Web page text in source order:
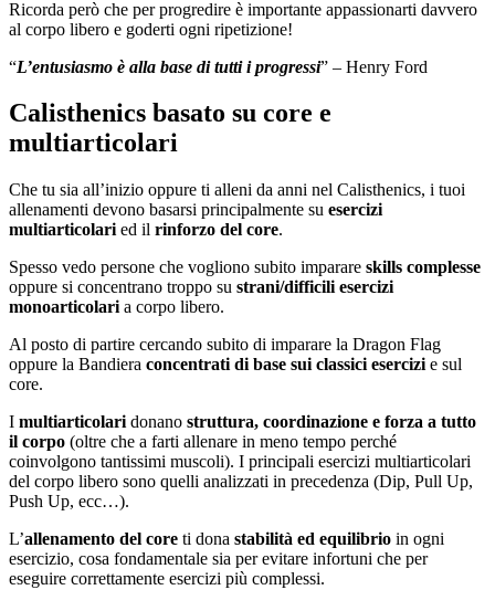
Ricorda però che per progredire è importante appassionarti davvero
al corpo libero e goderti ogni ripetizione!
“L’entusiasmo è alla base di tutti i progressi” – Henry Ford
Calisthenics basato su core e
multiarticolari
Che tu sia all’inizio oppure ti alleni da anni nel Calisthenics, i tuoi
allenamenti devono basarsi principalmente su esercizi
multiarticolari ed il rinforzo del core.
Spesso vedo persone che vogliono subito imparare skills complesse
oppure si concentrano troppo su strani/difficili esercizi
monoarticolari a corpo libero.
Al posto di partire cercando subito di imparare la Dragon Flag
oppure la Bandiera concentrati di base sui classici esercizi e sul
core.
I multiarticolari donano struttura, coordinazione e forza a tutto
il corpo (oltre che a farti allenare in meno tempo perché
coinvolgono tantissimi muscoli). I principali esercizi multiarticolari
del corpo libero sono quelli analizzati in precedenza (Dip, Pull Up,
Push Up, ecc…).
L’allenamento del core ti dona stabilità ed equilibrio in ogni
esercizio, cosa fondamentale sia per evitare infortuni che per
eseguire correttamente esercizi più complessi.